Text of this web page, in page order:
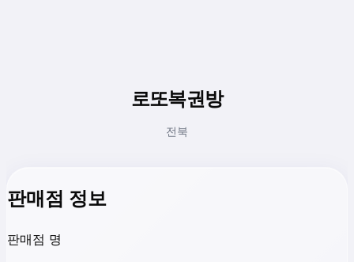
로또복권방
전북
판매점 정보
판매점 명